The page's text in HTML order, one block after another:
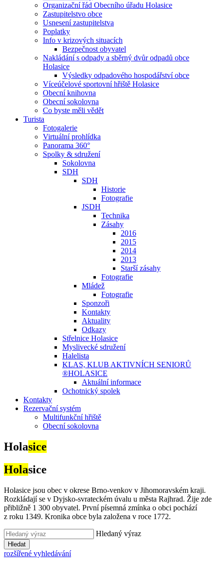
Organizační řád Obecního úřadu Holasice
Zastupitelstvo obce
Usnesení zastupitelstva
Poplatky
Info v krizových situacích
Bezpečnost obyvatel
Nakládání s odpady a sběrný dvůr odpadů obce
Holasice
Výsledky odpadového hospodářství obce
Víceúčelové sportovní hřiště Holasice
Obecní knihovna
Obecní sokolovna
Co byste měli vědět
Turista
Fotogalerie
Virtuální prohlídka
Panorama 360°
Spolky & sdružení
Sokolovna
SDH
SDH
Historie
Fotografie
JSDH
Technika
Zásahy
2016
2015
2014
2013
Starší zásahy
Fotografie
Mládež
Fotografie
Sponzoři
Kontakty
Aktuality
Odkazy
Střelnice Holasice
Myslivecké sdružení
Halelista
KLAS, KLUB AKTIVNÍCH SENIORŮ
®HOLASICE
Aktuální informace
Ochotnický spolek
Kontakty
Rezervační systém
Multifunkční hřiště
Obecní sokolovna
Holasice
Holasice
Holasice jsou obec v okrese Brno-venkov v Jihomoravském kraji.
Rozkládají se v Dyjsko-svrateckém úvalu u města Rajhrad. Žije zde
přibližně 1 300 obyvatel. První písemná zmínka o obci pochází
z roku 1349. Kronika obce byla založena v roce 1772.
Hledaný výraz
Hledat
rozšířené vyhledávání